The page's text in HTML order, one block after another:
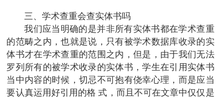
三、学术查重会查实体书吗
我们应当明确的是并非所有实体书都在学术查重
的范畴之内，也就是说，只有被学术数据库收录的实
体书才在学术查重的范围之内，但是，由于我们无法
罗列所有的被学术收录的实体书，学生在引用实体书
当中内容的时候，切忌不可抱有侥幸心理，而是应当
要认真运用好引用的格 式，而且不可在文章中仅仅是